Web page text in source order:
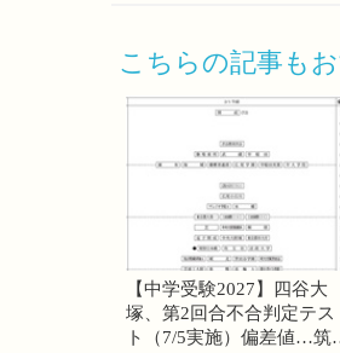
こちらの記事も
【中学受験2027】四谷大
塚、第2回合不合判定テス
ト（7/5実施）偏差値…筑